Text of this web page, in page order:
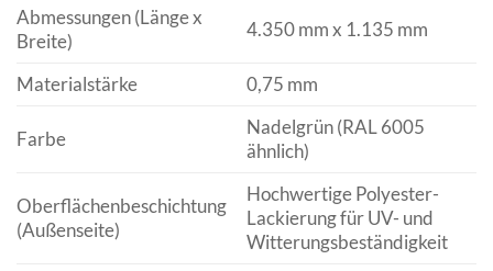
Abmessungen (Länge x
Breite)
4.350 mm x 1.135 mm
Materialstärke 0,75 mm
Farbe
Nadelgrün (RAL 6005
ähnlich)
Oberflächenbeschichtung
(Außenseite)
Hochwertige Polyester-
Lackierung für UV- und
Witterungsbeständigkeit